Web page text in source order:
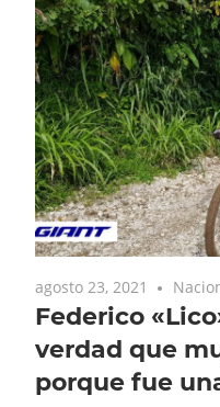
agosto 23, 2021
Federico
verdad que
porque fue